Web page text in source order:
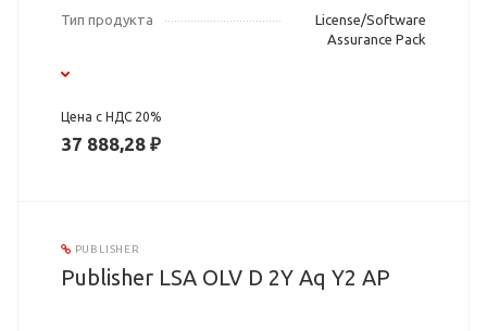
Тип продукта
License/Software
Assurance Pack
Цена с НДС 20%
37 888,28 ₽
PUBLISHER
Publisher LSA OLV D 2Y Aq Y2 AP